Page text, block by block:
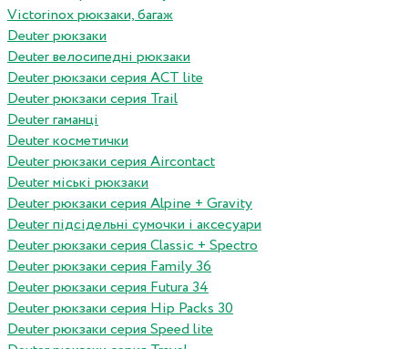
Victorinox рюкзаки, багаж
Deuter рюкзаки
Deuter велосипедні рюкзаки
Deuter рюкзаки серия ACT lite
Deuter рюкзаки серия Trail
Deuter гаманці
Deuter косметички
Deuter рюкзаки серия Aircontact
Deuter міські рюкзаки
Deuter рюкзаки серия Alpine + Gravity
Deuter підсідельні сумочки і аксесуари
Deuter рюкзаки серия Classic + Spectro
Deuter рюкзаки серия Family 36
Deuter рюкзаки серия Futura 34
Deuter рюкзаки серия Hip Packs 30
Deuter рюкзаки серия Speed lite